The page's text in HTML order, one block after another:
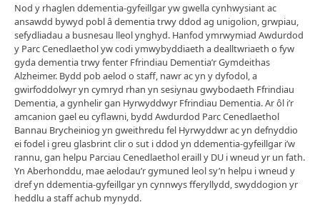
Nod y rhaglen ddementia-gyfeillgar yw gwella cynhwysiant ac
ansawdd bywyd pobl â dementia trwy ddod ag unigolion, grwpiau,
sefydliadau a busnesau lleol ynghyd. Hanfod ymrwymiad Awdurdod
y Parc Cenedlaethol yw codi ymwybyddiaeth a dealltwriaeth o fyw
gyda dementia trwy fenter Ffrindiau Dementia’r Gymdeithas
Alzheimer. Bydd pob aelod o staff, nawr ac yn y dyfodol, a
gwirfoddolwyr yn cymryd rhan yn sesiynau gwybodaeth Ffrindiau
Dementia, a gynhelir gan Hyrwyddwyr Ffrindiau Dementia. Ar ôl i’r
amcanion gael eu cyflawni, bydd Awdurdod Parc Cenedlaethol
Bannau Brycheiniog yn gweithredu fel Hyrwyddwr ac yn defnyddio
ei fodel i greu glasbrint clir o sut i ddod yn ddementia-gyfeillgar i’w
rannu, gan helpu Parciau Cenedlaethol eraill y DU i wneud yr un fath.
Yn Aberhonddu, mae aelodau’r gymuned leol sy’n helpu i wneud y
dref yn ddementia-gyfeillgar yn cynnwys fferyllydd, swyddogion yr
heddlu a staff achub mynydd.